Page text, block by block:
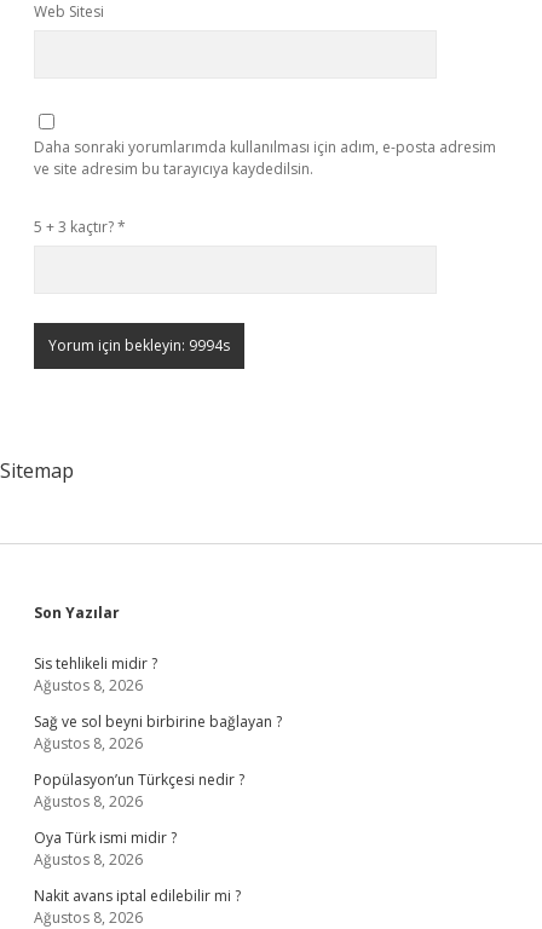
Web Sitesi
Daha sonraki yorumlarımda kullanılması için adım, e-posta adresim
ve site adresim bu tarayıcıya kaydedilsin.
5 + 3 kaçtır?*
Sitemap
Sidebar
Son Yazılar
Sis tehlikeli midir ?
Ağustos 8, 2026
Sağ ve sol beyni birbirine bağlayan ?
Ağustos 8, 2026
Popülasyon’un Türkçesi nedir ?
Ağustos 8, 2026
Oya Türk ismi midir ?
Ağustos 8, 2026
Nakit avans iptal edilebilir mi ?
Ağustos 8, 2026